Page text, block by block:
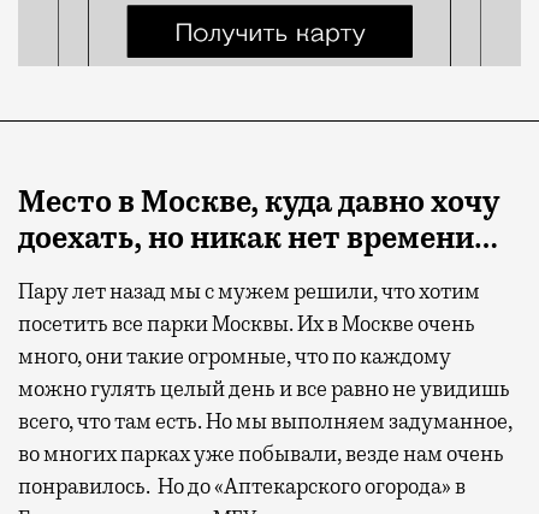
Место в Москве, куда давно хочу
доехать, но никак нет времени…
Пару лет назад мы с мужем решили, что хотим
посетить все парки Москвы. Их в Москве очень
много, они такие огромные, что по каждому
можно гулять целый день и все равно не увидишь
всего, что там есть. Но мы выполняем задуманное,
во многих парках уже побывали, везде нам очень
понравилось. Но до «Аптекарского огорода» в